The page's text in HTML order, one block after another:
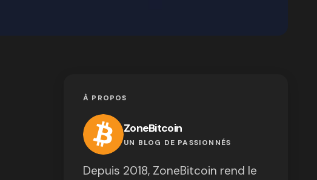
À PROPOS
ZoneBitcoin
UN BLOG DE PASSIONNÉS
Depuis 2018, ZoneBitcoin rend le